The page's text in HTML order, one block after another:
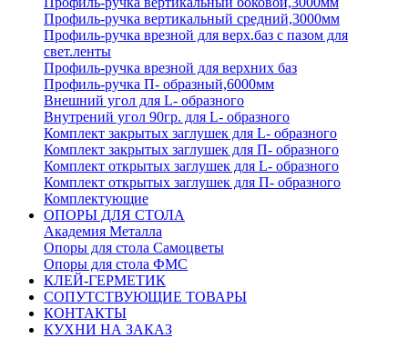
Профиль-ручка вертикальный средний,3000мм
Профиль-ручка врезной для верх.баз с пазом для
свет.ленты
Профиль-ручка врезной для верхних баз
Профиль-ручка П- образный,6000мм
Внешний угол для L- образного
Внутрений угол 90гр. для L- образного
Комплект закрытых заглушек для L- образного
Комплект закрытых заглушек для П- образного
Комплект открытых заглушек для L- образного
Комплект открытых заглушек для П- образного
Комплектующие
ОПОРЫ ДЛЯ СТОЛА
Академия Металла
Опоры для стола Самоцветы
Опоры для стола ФМС
КЛЕЙ-ГЕРМЕТИК
СОПУТСТВУЮЩИЕ ТОВАРЫ
КОНТАКТЫ
КУХНИ НА ЗАКАЗ